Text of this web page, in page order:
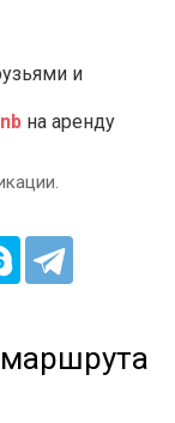
и
на аренду